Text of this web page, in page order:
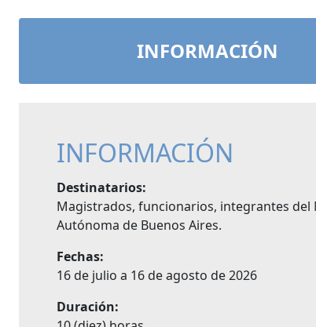
INFORMACIÓN
INFORMACIÓN
Destinatarios:
Magistrados, funcionarios, integrantes del
Autónoma de Buenos Aires.
Fechas:
16 de julio a 16 de agosto de 2026
Duración: